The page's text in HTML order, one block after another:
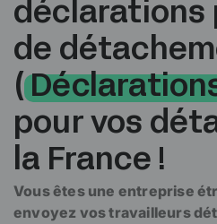
déclarations
de
( Déclarations
pour vos
la France !
Vous êtes une entreprise
envoyez vos travailleurs